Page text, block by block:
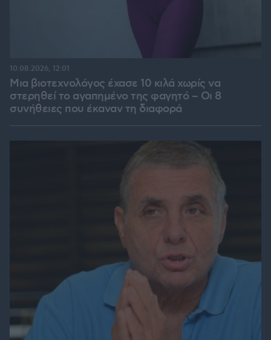
Μια βιοτεχνολόγος έχασε 10 κιλά χωρίς να
στερηθεί το αγαπημένο της φαγητό – Οι 8
συνήθειες που έκαναν τη διαφορά
10.08.2026, 12:01